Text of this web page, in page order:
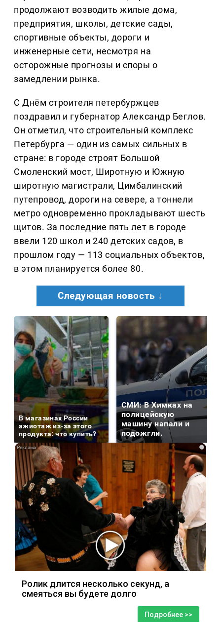
продолжают возводить жилые дома,
предприятия, школы, детские сады,
спортивные объекты, дороги и
инженерные сети, несмотря на
осторожные прогнозы и споры о
замедлении рынка.
С Днём строителя петербуржцев
поздравил и губернатор Александр Беглов.
Он отметил, что строительный комплекс
Петербурга — один из самых сильных в
стране: в городе строят Большой
Смоленский мост, Широтную и Южную
широтную магистрали, Цимбалинский
путепровод, дороги на севере, а тоннели
метро одновременно прокладывают шесть
щитов. За последние пять лет в городе
ввели 120 школ и 240 детских садов, в
прошлом году — 113 социальных объектов,
в этом планируется более 80.
Следующая новость ↓
В магазинах России
ажиотаж из-за этого
продукта: что купить?
СМИ: В Химках на
полицейскую
машину напали и
подожгли.
i
Ролик длится несколько секунд, а
смеяться вы будете долго
Подробнее >>